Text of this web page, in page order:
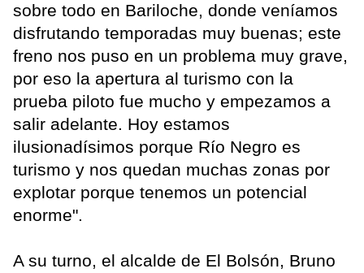
sobre todo en Bariloche, donde veníamos
disfrutando temporadas muy buenas; este
freno nos puso en un problema muy grave,
por eso la apertura al turismo con la
prueba piloto fue mucho y empezamos a
salir adelante. Hoy estamos
ilusionadísimos porque Río Negro es
turismo y nos quedan muchas zonas por
explotar porque tenemos un potencial
enorme".
A su turno, el alcalde de El Bolsón, Bruno